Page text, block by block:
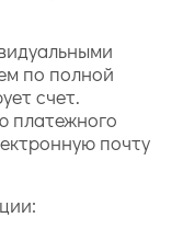
по полной
счет.
платежного
почту